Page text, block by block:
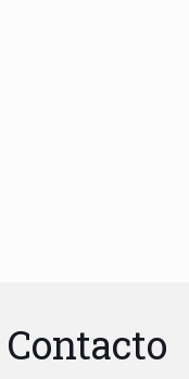
Contacto